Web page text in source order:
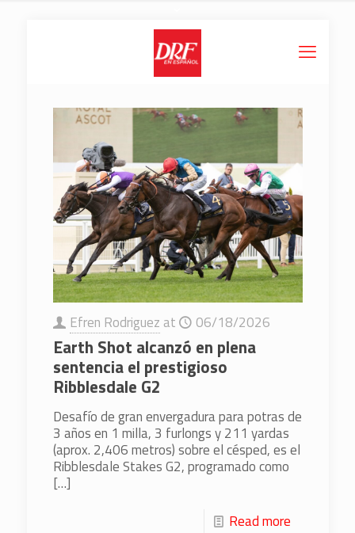
Efren Rodriguez at 06/18/2026
Earth Shot alcanzó en plena
sentencia el prestigioso
Ribblesdale G2
Desafío de gran envergadura para potras de
3 años en 1 milla, 3 furlongs y 211 yardas
(aprox. 2,406 metros) sobre el césped, es el
Ribblesdale Stakes G2, programado como
[…]
Read more